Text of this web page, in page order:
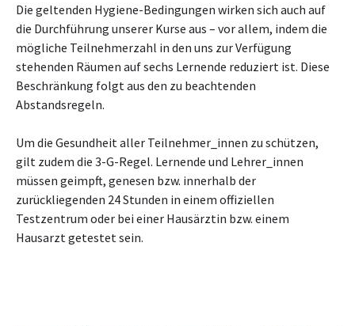
Die geltenden Hygiene-Bedingungen wirken sich auch auf
die Durchführung unserer Kurse aus – vor allem, indem die
mögliche Teilnehmerzahl in den uns zur Verfügung
stehenden Räumen auf sechs Lernende reduziert ist. Diese
Beschränkung folgt aus den zu beachtenden
Abstandsregeln.
Um die Gesundheit aller Teilnehmer_innen zu schützen,
gilt zudem die 3-G-Regel. Lernende und Lehrer_innen
müssen geimpft, genesen bzw. innerhalb der
zurückliegenden 24 Stunden in einem offiziellen
Testzentrum oder bei einer Hausärztin bzw. einem
Hausarzt getestet sein.